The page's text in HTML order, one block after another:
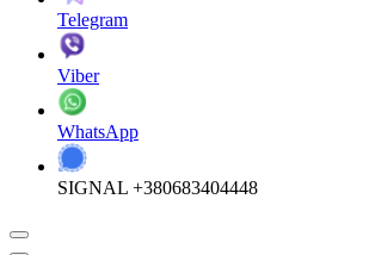
Telegram
Viber
WhatsApp
SIGNAL +380683404448